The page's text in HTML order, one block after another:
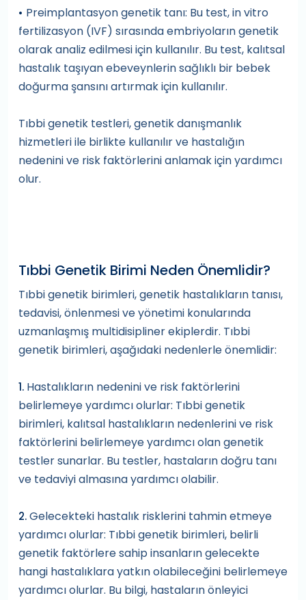
• Preimplantasyon genetik tanı: Bu test, in vitro
fertilizasyon (IVF) sırasında embriyoların genetik
olarak analiz edilmesi için kullanılır. Bu test, kalıtsal
hastalık taşıyan ebeveynlerin sağlıklı bir bebek
doğurma şansını artırmak için kullanılır.
Tıbbi genetik testleri, genetik danışmanlık
hizmetleri ile birlikte kullanılır ve hastalığın
nedenini ve risk faktörlerini anlamak için yardımcı
olur.
Tıbbi Genetik Birimi Neden Önemlidir?
Tıbbi genetik birimleri, genetik hastalıkların tanısı,
tedavisi, önlenmesi ve yönetimi konularında
uzmanlaşmış multidisipliner ekiplerdir. Tıbbi
genetik birimleri, aşağıdaki nedenlerle önemlidir:
1. Hastalıkların nedenini ve risk faktörlerini
belirlemeye yardımcı olurlar: Tıbbi genetik
birimleri, kalıtsal hastalıkların nedenlerini ve risk
faktörlerini belirlemeye yardımcı olan genetik
testler sunarlar. Bu testler, hastaların doğru tanı
ve tedaviyi almasına yardımcı olabilir.
2.Gelecekteki hastalık risklerini tahmin etmeye
yardımcı olurlar: Tıbbi genetik birimleri, belirli
genetik faktörlere sahip insanların gelecekte
hangi hastalıklara yatkın olabileceğini belirlemeye
yardımcı olurlar. Bu bilgi, hastaların önleyici